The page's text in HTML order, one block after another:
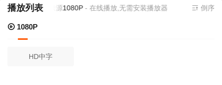
播放列表
当前资源来源 1080P- 在线播放,无需安装播放器 倒序
1080P
HD中字